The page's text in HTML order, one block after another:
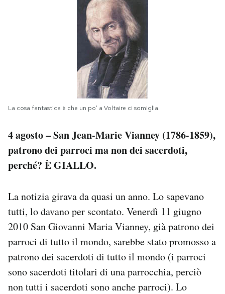
I MIEI PREFERITI
SHOP
CALENDARIO
AREA PERSONALE
Area Personale
Newsletter
Notifiche mobile
Regala il Post
Hai bisogno di aiuto?
Esci
La cosa fantastica è che un po’ a Voltaire ci somiglia.
4 agosto – San Jean-Marie Vianney (1786-1859),
patrono dei parroci ma non dei sacerdoti,
perché? È GIALLO.
La notizia girava da quasi un anno. Lo sapevano
tutti, lo davano per scontato. Venerdì 11 giugno
2010 San Giovanni Maria Vianney, già patrono dei
parroci di tutto il mondo, sarebbe stato promosso a
patrono dei sacerdoti di tutto il mondo (i parroci
sono sacerdoti titolari di una parrocchia, perciò
non tutti i sacerdoti sono anche parroci). Lo